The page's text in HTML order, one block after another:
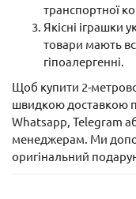
транспортної
Якісні іграшки
товари мають
гіпоалергенні.
Щоб купити 2-
швидкою доставкою
Whatsapp, Telegram
менеджерам. Ми
оригінальний